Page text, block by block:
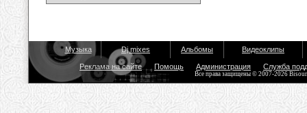
Музыка Dj mixes Альбомы Видеоклипы
Реклама на сайте Помощь Администрация Служба
Все права защищены © 2007-2026